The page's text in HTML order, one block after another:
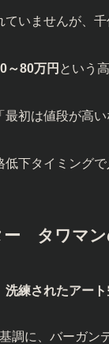
ていませんが、
～80万円 という
初は値段が高
下タイミング
タワマ
洗練されたアート
調に、バーガン